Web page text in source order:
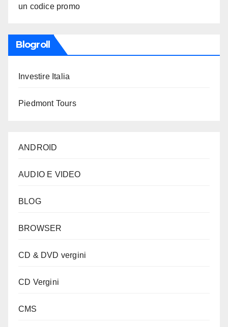
un codice promo
Blogroll
Investire Italia
Piedmont Tours
ANDROID
AUDIO E VIDEO
BLOG
BROWSER
CD & DVD vergini
CD Vergini
CMS